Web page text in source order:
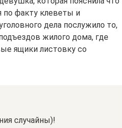
по факту клеветы и
дела послужило то,
жилого дома, где
ящики листовку со
случайны)!